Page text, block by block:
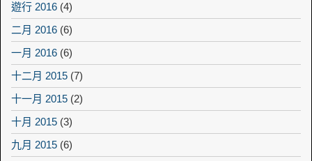
遊行 2016 (4)
二月 2016 (6)
一月 2016 (6)
十二月 2015 (7)
十一月 2015 (2)
十月 2015 (3)
九月 2015 (6)